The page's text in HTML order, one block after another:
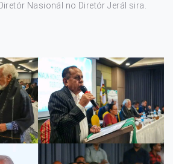
Nasionál no Diretór Jerál sira.